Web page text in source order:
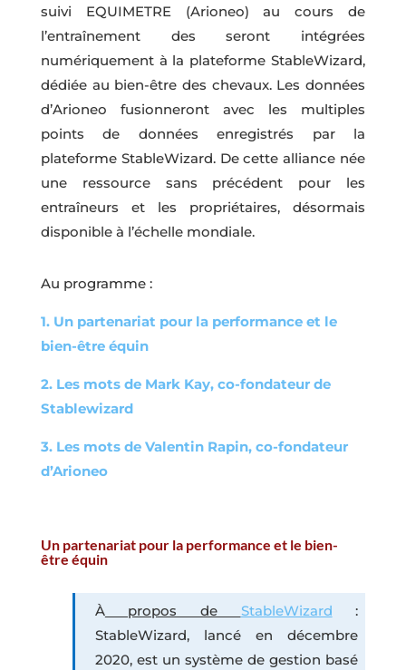
suivi EQUIMETRE (Arioneo) au cours de
l’entraînement des seront intégrées
numériquement à la plateforme StableWizard,
dédiée au bien-être des chevaux. Les données
d’Arioneo fusionneront avec les multiples
points de données enregistrés par la
plateforme StableWizard. De cette alliance née
une ressource sans précédent pour les
entraîneurs et les propriétaires, désormais
disponible à l’échelle mondiale.
Au programme :
1. Un partenariat pour la performance et le
bien-être équin
2. Les mots de Mark Kay, co-fondateur de
Stablewizard
3. Les mots de Valentin Rapin, co-fondateur
d’Arioneo
Un partenariat pour la performance et le bien-
être équin
Àpropos de StableWizard :
StableWizard, lancé en décembre
2020, est un système de gestion basé